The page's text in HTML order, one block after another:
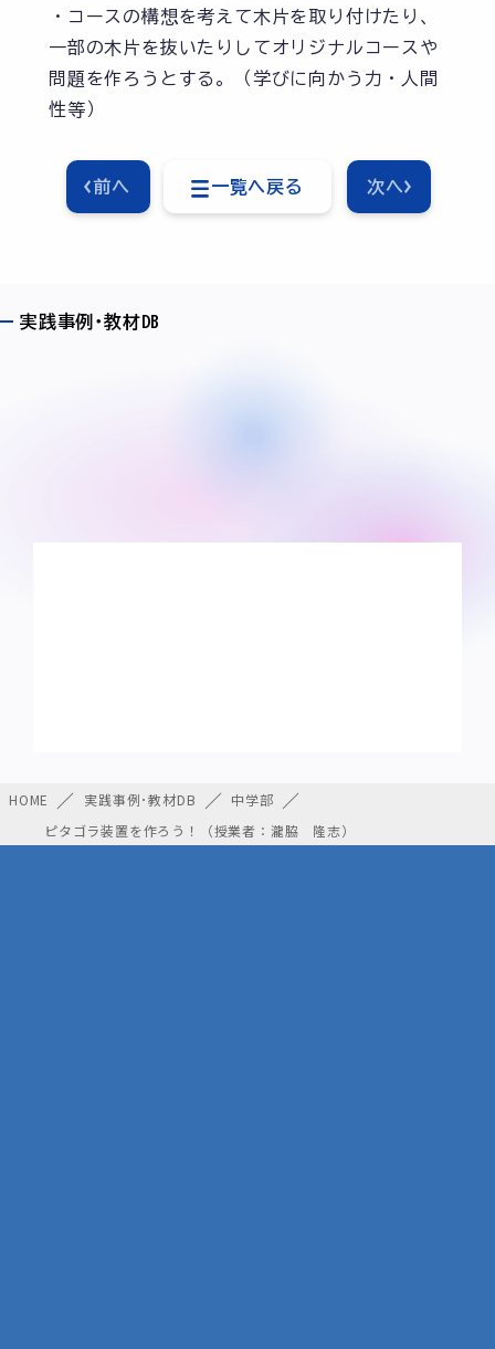
・コースの構想を考えて木片を取り付けたり、
一部の木片を抜いたりしてオリジナルコースや
問題を作ろうとする。（学びに向かう力・人間
性等）
一覧へ戻る
前へ 次へ
実践事例･教材DB
HOME 実践事例･教材DB
中学部
ピタゴラ装置を作ろう！（授業者：瀧脇 隆志）